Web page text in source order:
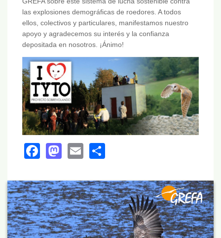
las explosiones demográficas de roedores. A todos
ellos, colectivos y particulares, manifestamos nuestro
apoyo y agradecemos su interés y la confianza
depositada en nosotros. ¡Ánimo!
Facebook
Mastodon
Email